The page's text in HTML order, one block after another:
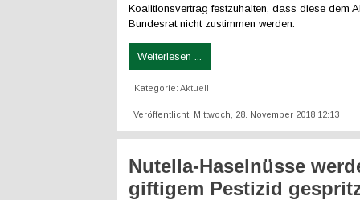
Koalitionsvertrag festzuhalten, dass diese dem
Bundesrat nicht zustimmen werden.
Weiterlesen ...
Kategorie: Aktuell
Veröffentlicht: Mittwoch, 28. November 2018 12:13
Nutella-Haselnüsse
giftigem Pestizid